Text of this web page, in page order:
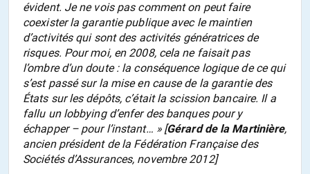
évident. Je ne vois pas comment on peut faire
coexister la garantie publique avec le maintien
d’activités qui sont des activités génératrices de
risques. Pour moi, en 2008, cela ne faisait pas
l’ombre d’un doute : la conséquence logique de ce qui
s’est passé sur la mise en cause de la garantie des
États sur les dépôts, c’était la scission bancaire. Il a
fallu un lobbying d’enfer des banques pour y
échapper – pour l’instant… » [Gérard de la Martinière,
ancien président de la Fédération Française des
Sociétés d’Assurances, novembre 2012]